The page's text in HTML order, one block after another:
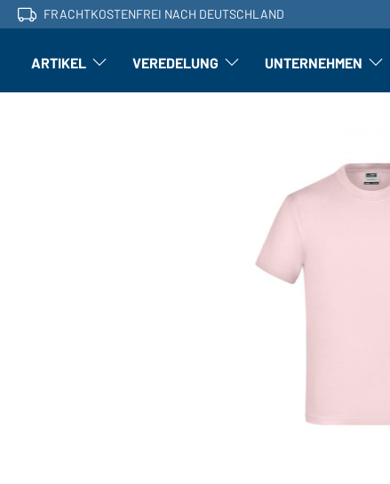
FRACHTKOSTENFREI NACH DEUTSCHLAND
ARTIKEL Artikel: Untermenü öffnen
VEREDELUNG Veredelung: Untermenü öffnen
UNTERNEHMEN